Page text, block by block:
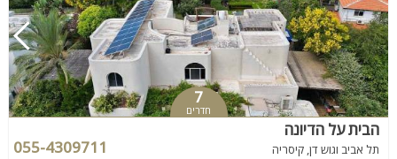
7
חדרים
הבית על הדיונה
תל אביב וגוש דן, קיסריה 055-4309711